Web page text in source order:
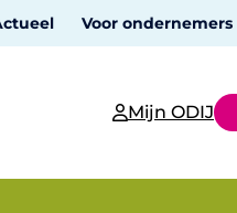
Voor ondernemers
Mijn ODIJ